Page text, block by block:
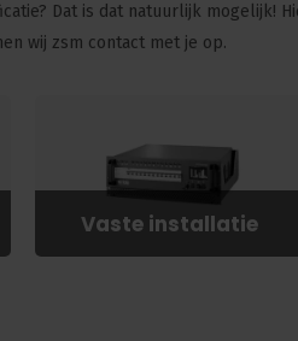
Dat is dat natuurlijk mogelijk!
wij zsm contact met je op.
Vaste installatie